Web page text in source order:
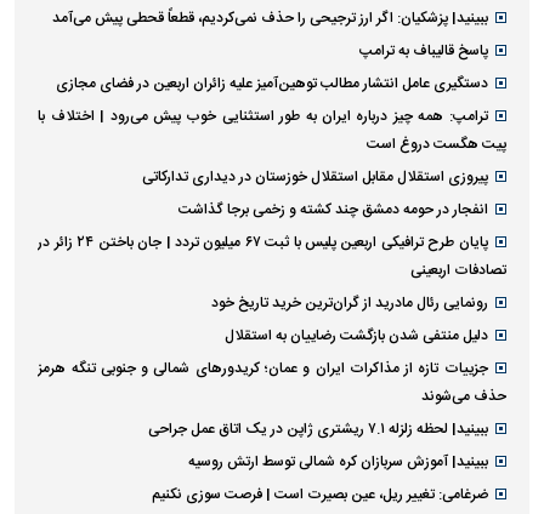
ببینید| پزشکیان: اگر ارز ترجیحی را حذف نمی‌کردیم، قطعاً قحطی پیش می‌آمد
پاسخ قالیباف به ترامپ
دستگیری عامل انتشار مطالب توهین‌آمیز علیه زائران اربعین در فضای مجازی
ترامپ: همه چیز درباره ایران به طور استثنایی خوب پیش می‌رود | اختلاف با
پیت هگست دروغ است
پیروزی استقلال مقابل استقلال خوزستان در دیداری تدارکاتی
انفجار در حومه دمشق چند کشته و زخمی برجا گذاشت
پایان طرح ترافیکی اربعین پلیس با ثبت ۶۷ میلیون تردد | جان باختن ۲۴ زائر در
تصادفات اربعینی
رونمایی رئال مادرید از گران‌ترین خرید تاریخ خود
دلیل منتفی شدن بازگشت رضاییان به استقلال
جزییات تازه از مذاکرات ایران و عمان؛ کریدورهای شمالی و جنوبی تنگه هرمز
حذف می‌شوند
ببینید| لحظه زلزله ۷.۱ ریشتری ژاپن در یک اتاق عمل جراحی
ببینید| آموزش سربازان کره شمالی توسط ارتش روسیه
ضرغامی: تغییر ریل، عین بصیرت است | فرصت سوزی نکنیم